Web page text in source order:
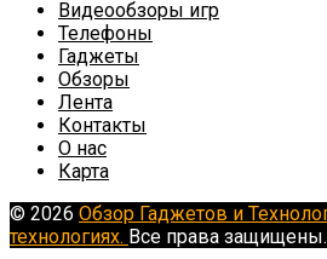
Видеообзоры игр
Телефоны
Гаджеты
Обзоры
Лента
Контакты
О нас
Карта
© 2026 Обзор Гаджетов и
технологиях. Все права защищены.